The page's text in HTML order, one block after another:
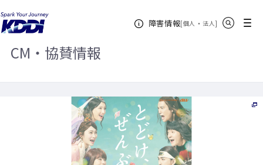
障害情報[個人 ・ 法人新規ウィンドウ
]
メニュー
KDDIホーム
CM・協賛情報